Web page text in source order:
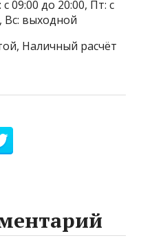
09:00 до 20:00, Пт: с
Вс: выходной
Наличный расчёт